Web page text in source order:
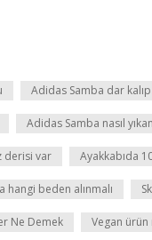
Adidas Samba dar kalıp
Adidas Samba nasıl
derisi var Ayakkabıda
hangi beden alınmalı
Ne Demek Vegan